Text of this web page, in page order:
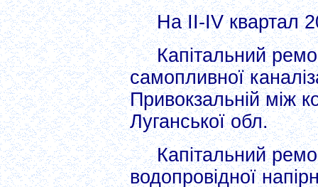
На II-IV квартал
Капітальний
самопливної
Привокзальній між
Луганської обл.
Капітальний
водопровідної